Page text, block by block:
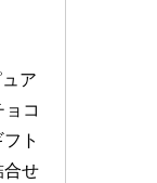
ア
コ
ト
合せ